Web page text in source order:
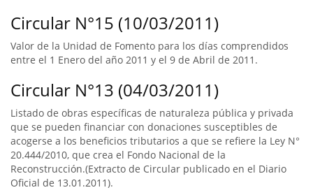
Circular N°15 (10/03/2011)
Valor de la Unidad de Fomento para los días comprendidos
entre el 1 Enero del año 2011 y el 9 de Abril de 2011.
Circular N°13 (04/03/2011)
Listado de obras específicas de naturaleza pública y privada
que se pueden financiar con donaciones susceptibles de
acogerse a los beneficios tributarios a que se refiere la Ley N°
20.444/2010, que crea el Fondo Nacional de la
Reconstrucción.(Extracto de Circular publicado en el Diario
Oficial de 13.01.2011).